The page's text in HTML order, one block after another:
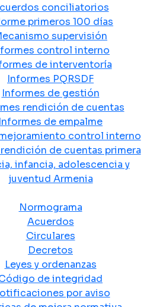
conciliatorios
primeros 100 días
supervisión
control interno
de interventoría
Informes PQRSDF
Informes de gestión
rendición de cuentas
Informes de empalme
control interno
de cuentas primera
infancia, adolescencia y
juventud Armenia
Normograma
Acuerdos
Circulares
Decretos
Leyes y ordenanzas
de integridad
por aviso